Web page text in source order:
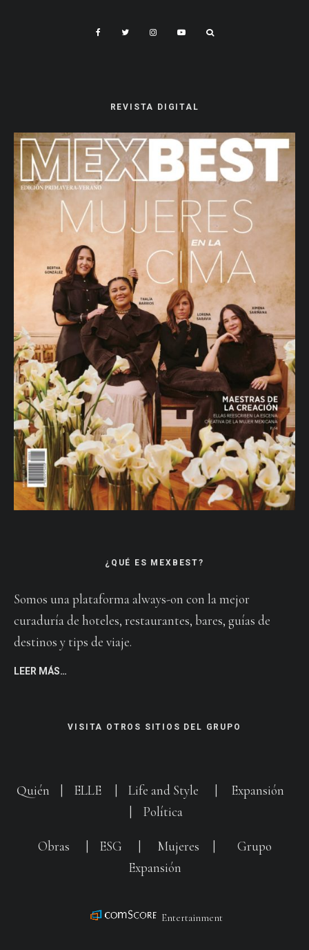
REVISTA DIGITAL
¿QUÉ ES MEXBEST?
Somos una plataforma always-on con la mejor
curaduría de hoteles, restaurantes, bares, guías de
destinos y tips de viaje.
LEER MÁS…
VISITA OTROS SITIOS DEL GRUPO
Quién ELLE Life and Style
Expansión
Política
Obras ESG Mujeres
Grupo
Expansión
Entertainment